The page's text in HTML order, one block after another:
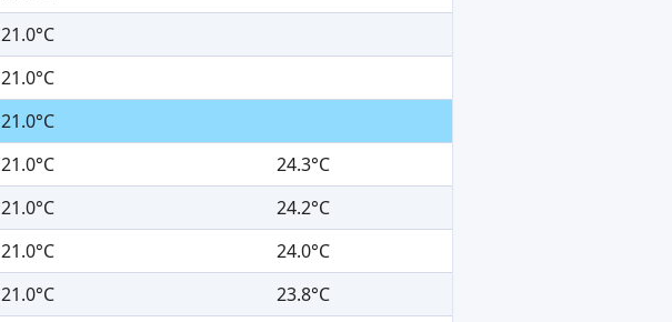
21.0°C
21.0°C
21.0°C
21.0°C
24.3°C
21.0°C
24.2°C
21.0°C
24.0°C
21.0°C
23.8°C